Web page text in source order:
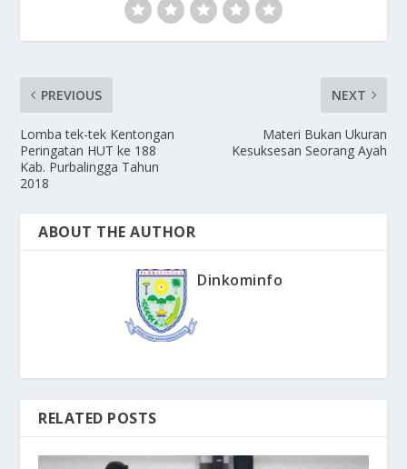
PREVIOUS
Lomba tek-tek Kentongan
Peringatan HUT ke 188
Kab. Purbalingga Tahun
2018
NEXT
Materi Bukan Ukuran
Kesuksesan Seorang Ayah
ABOUT THE AUTHOR
Dinkominfo
RELATED POSTS